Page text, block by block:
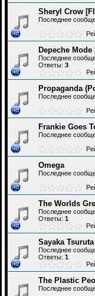
Sheryl Crow
Последнее
Depeche
Последнее
Ответы: 3
Propaganda
Последнее
Frankie Goes
Последнее
Omega
Последнее
The Worlds
Последнее
Ответы: 1
Sayaka Tsuruta
Последнее
Ответы: 1
The Plastic
Последнее